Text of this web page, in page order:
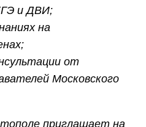
и ДВИ;
на
от
Московского
приглашает на